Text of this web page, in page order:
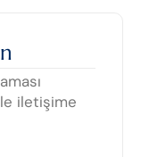
iletişime